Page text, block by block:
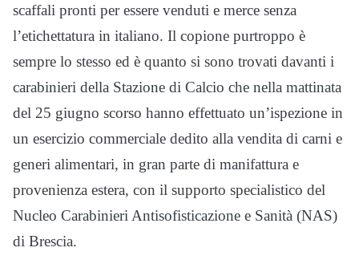
scaffali pronti per essere venduti e merce senza
l’etichettatura in italiano. Il copione purtroppo è
sempre lo stesso ed è quanto si sono trovati davanti i
carabinieri della Stazione di Calcio che nella mattinata
del 25 giugno scorso hanno effettuato un’ispezione in
un esercizio commerciale dedito alla vendita di carni e
generi alimentari, in gran parte di manifattura e
provenienza estera, con il supporto specialistico del
Nucleo Carabinieri Antisofisticazione e Sanità (NAS)
di Brescia.